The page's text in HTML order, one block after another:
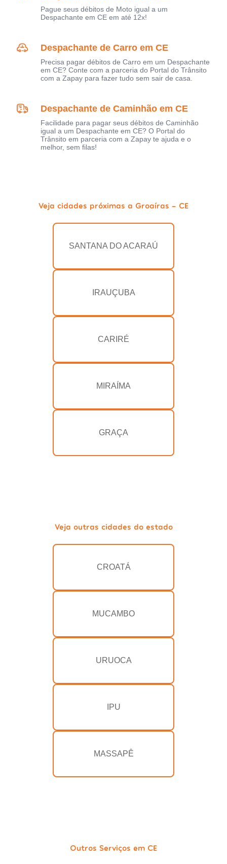
Pague seus débitos de Moto igual a um
Despachante em CE em até 12x!
Despachante de Carro em CE
Precisa pagar débitos de Carro em um Despachante
em CE? Conte com a parceria do Portal do Trânsito
com a Zapay para fazer tudo sem sair de casa.
Despachante de Caminhão em CE
Facilidade para pagar seus débitos de Caminhão
igual a um Despachante em CE? O Portal do
Trânsito em parceria com a Zapay te ajuda e o
melhor, sem filas!
Veja cidades próximas a Groaíras - CE
SANTANA DO ACARAÚ
IRAUÇUBA
CARIRÉ
MIRAÍMA
GRAÇA
Veja outras cidades do estado
CROATÁ
MUCAMBO
URUOCA
IPU
MASSAPÊ
Outros Serviços em CE